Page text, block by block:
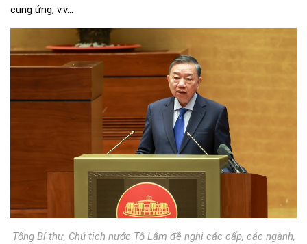
cung ứng, v.v…
Tổng Bí thư, Chủ tịch nước Tô Lâm đề nghị các cấp, các ngành,